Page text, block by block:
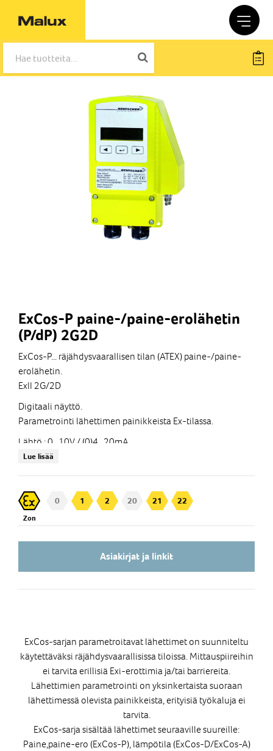
ExCos-P paine-/paine-erolähetin
(P/dP) 2G2D
ExCos-P... räjähdysvaarallisen tilan (ATEX) paine-/paine-
erolähetin.
ExII 2G/2D
Digitaali näyttö.
Parametrointi lähettimen painikkeista Ex-tilassa.
Lähtö : 0...10V / (0)4...20mA
Syöttö: 24Vac/dc
Lue lisää
Zon
0 1 2 20 21 22
Asiakirjat ja linkit
ExCos-sarjan parametroitavat lähettimet on suunniteltu
käytettäväksi räjähdysvaarallisissa tiloissa. Mittauspiireihin
ei tarvita erillisiä Exi-erottimia ja/tai barriereita.
Lähettimien parametrointi on yksinkertaista suoraan
lähettimessä olevista painikkeista, erityisiä työkaluja ei
tarvita.
ExCos-sarja sisältää lähettimet seuraaville suureille:
Paine,paine-ero (ExCos-P), lämpötila (ExCos-D/ExCos-A)